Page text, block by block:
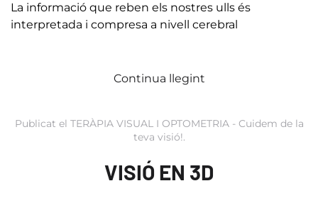
La informació que reben els nostres ulls és
interpretada i compresa a nivell cerebral
Continua llegint
Publicat el TERÀPIA VISUAL I OPTOMETRIA - Cuidem de la
teva visió!.
VISIÓ EN 3D